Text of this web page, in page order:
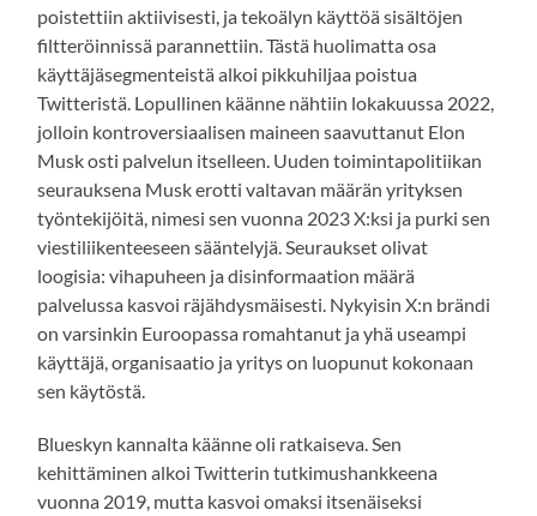
poistettiin aktiivisesti, ja tekoälyn käyttöä sisältöjen
filtteröinnissä parannettiin. Tästä huolimatta osa
käyttäjäsegmenteistä alkoi pikkuhiljaa poistua
Twitteristä. Lopullinen käänne nähtiin lokakuussa 2022,
jolloin kontroversiaalisen maineen saavuttanut Elon
Musk osti palvelun itselleen. Uuden toimintapolitiikan
seurauksena Musk erotti valtavan määrän yrityksen
työntekijöitä, nimesi sen vuonna 2023 X:ksi ja purki sen
viestiliikenteeseen sääntelyjä. Seuraukset olivat
loogisia: vihapuheen ja disinformaation määrä
palvelussa kasvoi räjähdysmäisesti. Nykyisin X:n brändi
on varsinkin Euroopassa romahtanut ja yhä useampi
käyttäjä, organisaatio ja yritys on luopunut kokonaan
sen käytöstä.
Blueskyn kannalta käänne oli ratkaiseva. Sen
kehittäminen alkoi Twitterin tutkimushankkeena
vuonna 2019, mutta kasvoi omaksi itsenäiseksi